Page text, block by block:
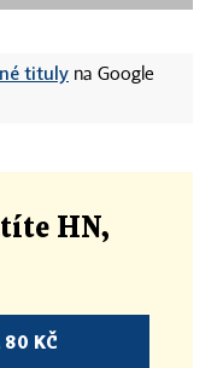
tituly na Google
HN,
80 KČ